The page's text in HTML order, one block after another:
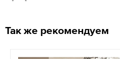
Так же рекомендуем